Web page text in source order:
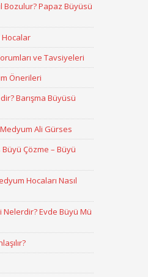
Bozulur? Papaz Büyüsü
Hocalar
ve Tavsiyeleri
Önerileri
Barışma Büyüsü
Ali Gürses
Çözme – Büyü
Hocaları Nasıl
Evde Büyü Mü